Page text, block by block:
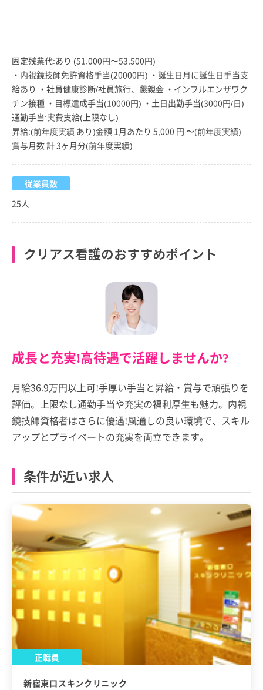
固定残業代:あり (51,000円〜53,500円)
・内視鏡技師免許資格手当(20000円) ・誕生日月に誕生日手当支
給あり ・社員健康診断/社員旅行、懇親会 ・インフルエンザワク
チン接種 ・目標達成手当(10000円) ・土日出勤手当(3000円/日)
通勤手当:実費支給(上限なし)
昇給:(前年度実績 あり)金額 1月あたり 5,000 円 〜(前年度実績)
賞与月数 計 3ヶ月分(前年度実績)
従業員数
25人
クリアス看護のおすすめポイント
成長と充実!高待遇で活躍しませんか?
月給36.9万円以上可!手厚い手当と昇給・賞与で頑張りを
評価。上限なし通勤手当や充実の福利厚生も魅力。内視
鏡技師資格者はさらに優遇!風通しの良い環境で、スキル
アップとプライベートの充実を両立できます。
条件が近い求人
正職員
新宿東口スキンクリニック